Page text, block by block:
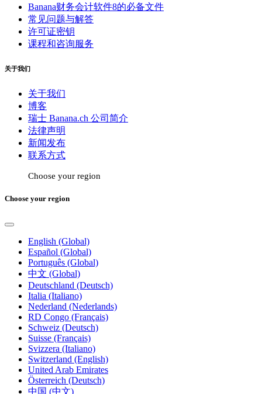
Banana财务会计软件8的必备文件
常见问题与解答
许可证密钥
课程和咨询服务
关于我们
关于我们
博客
瑞士 Banana.ch 公司简介
法律声明
新闻发布
联系方式
Choose your region
Choose your region
English (Global)
Español (Global)
Português (Global)
中文 (Global)
Deutschland (Deutsch)
Italia (Italiano)
Nederland (Nederlands)
RD Congo (Français)
Schweiz (Deutsch)
Suisse (Français)
Svizzera (Italiano)
Switzerland (English)
United Arab Emirates
Österreich (Deutsch)
中国 (中文)